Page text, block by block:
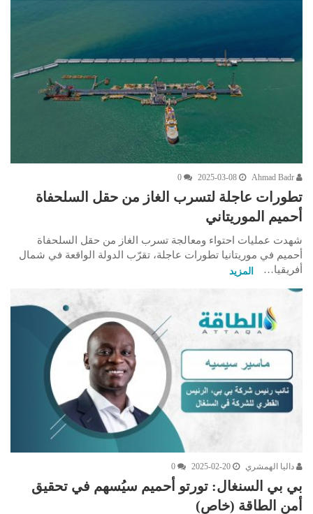
2025-03-08
0
تطورات عاجلة لتسرب الغاز من حقل السلحفاة
أحميم الموريتاني
شهدت عمليات احتواء ومعالجة تسرب الغاز من حقل السلحفاة
أحميم في موريتانيا تطورات عاجلة، تقرّب الدولة الواقعة في شمال
أفريقيا…
المزيد
داليا الهمشري 2025-02-20
0
بي بي السنغال: تورتو أحميم سيُسهم في تحقيق
أمن الطاقة (خاص)